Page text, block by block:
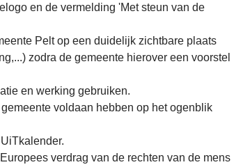
en de vermelding 'Met steun van de
Pelt op een duidelijk zichtbare plaats
zodra de gemeente hierover een voorstel
en werking gebruiken.
voldaan hebben op het ogenblik
verdrag van de rechten van de mens